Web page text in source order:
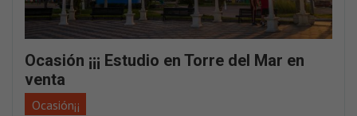
Ocasión ¡¡¡ Estudio en Torre del Mar en
venta
Ocasión¡¡